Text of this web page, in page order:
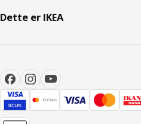
Dette er IKEA